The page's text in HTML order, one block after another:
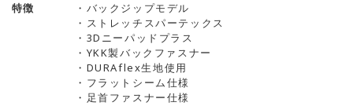
特徴
・バックジップモデル
・ストレッチスパーテックス
・3Dニーパッドプラス
・YKK製バックファスナー
・DURAflex生地使用
・フラットシーム仕様
・足首ファスナー仕様